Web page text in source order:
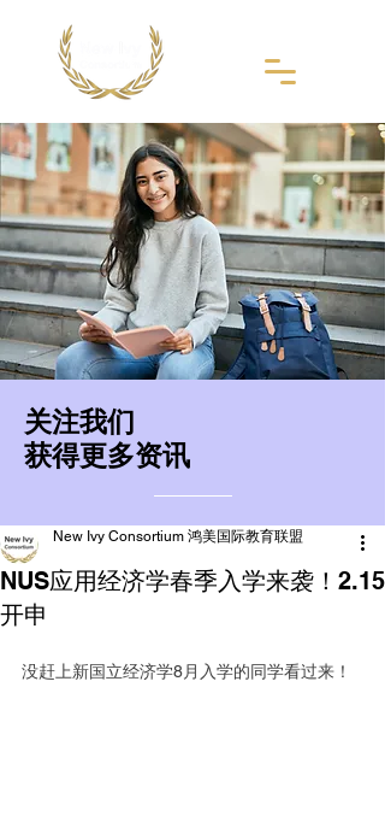
​关注我们
获得更多资讯
NUS应用经济学春季入学来袭！2.15
开申
New Ivy Consortium 鸿美国际教育联盟
没赶上新国立经济学8月入学的同学看过来！